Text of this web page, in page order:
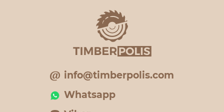
info@timberpolis.com
Whatsapp